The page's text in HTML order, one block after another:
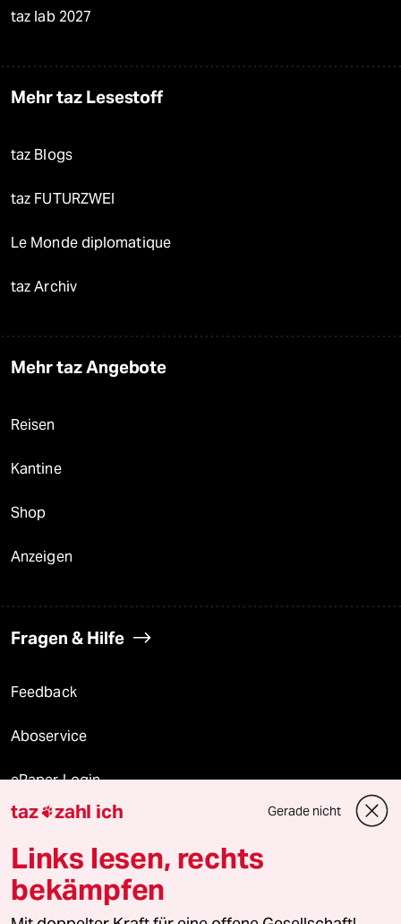
taz lab 2027
Mehr taz Lesestoff
taz Blogs
taz FUTURZWEI
Le Monde diplomatique
taz Archiv
Mehr taz Angebote
Reisen
Kantine
Shop
Anzeigen
Fragen & Hilfe
Feedback
Aboservice
ePaper Login
Downloads für Abonnierende
© 2026 taz Verlags und Vertriebs GmbH
taz zahl ich Gerade nicht
Links lesen, rechts
bekämpfen